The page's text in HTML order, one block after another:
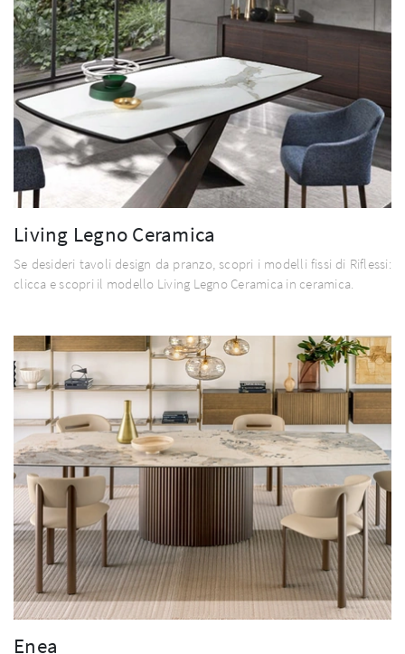
Living Legno Ceramica
Se desideri tavoli design da pranzo, scopri i modelli fissi di Riflessi:
clicca e scopri il modello Living Legno Ceramica in ceramica.
Enea